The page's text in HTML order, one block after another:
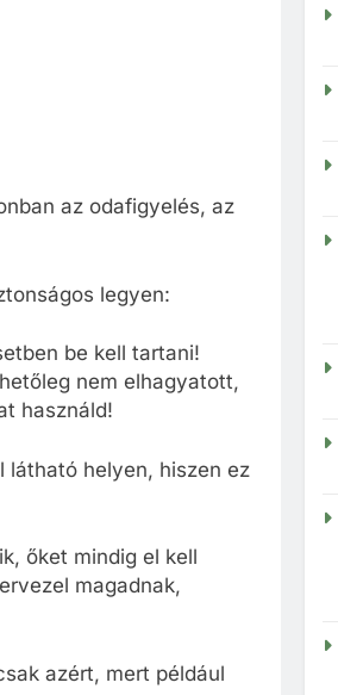
az odafigyelés, az
legyen:
be kell tartani!
nem elhagyatott,
használd!
látható helyen, hiszen ez
őket mindig el kell
magadnak,
azért, mert például